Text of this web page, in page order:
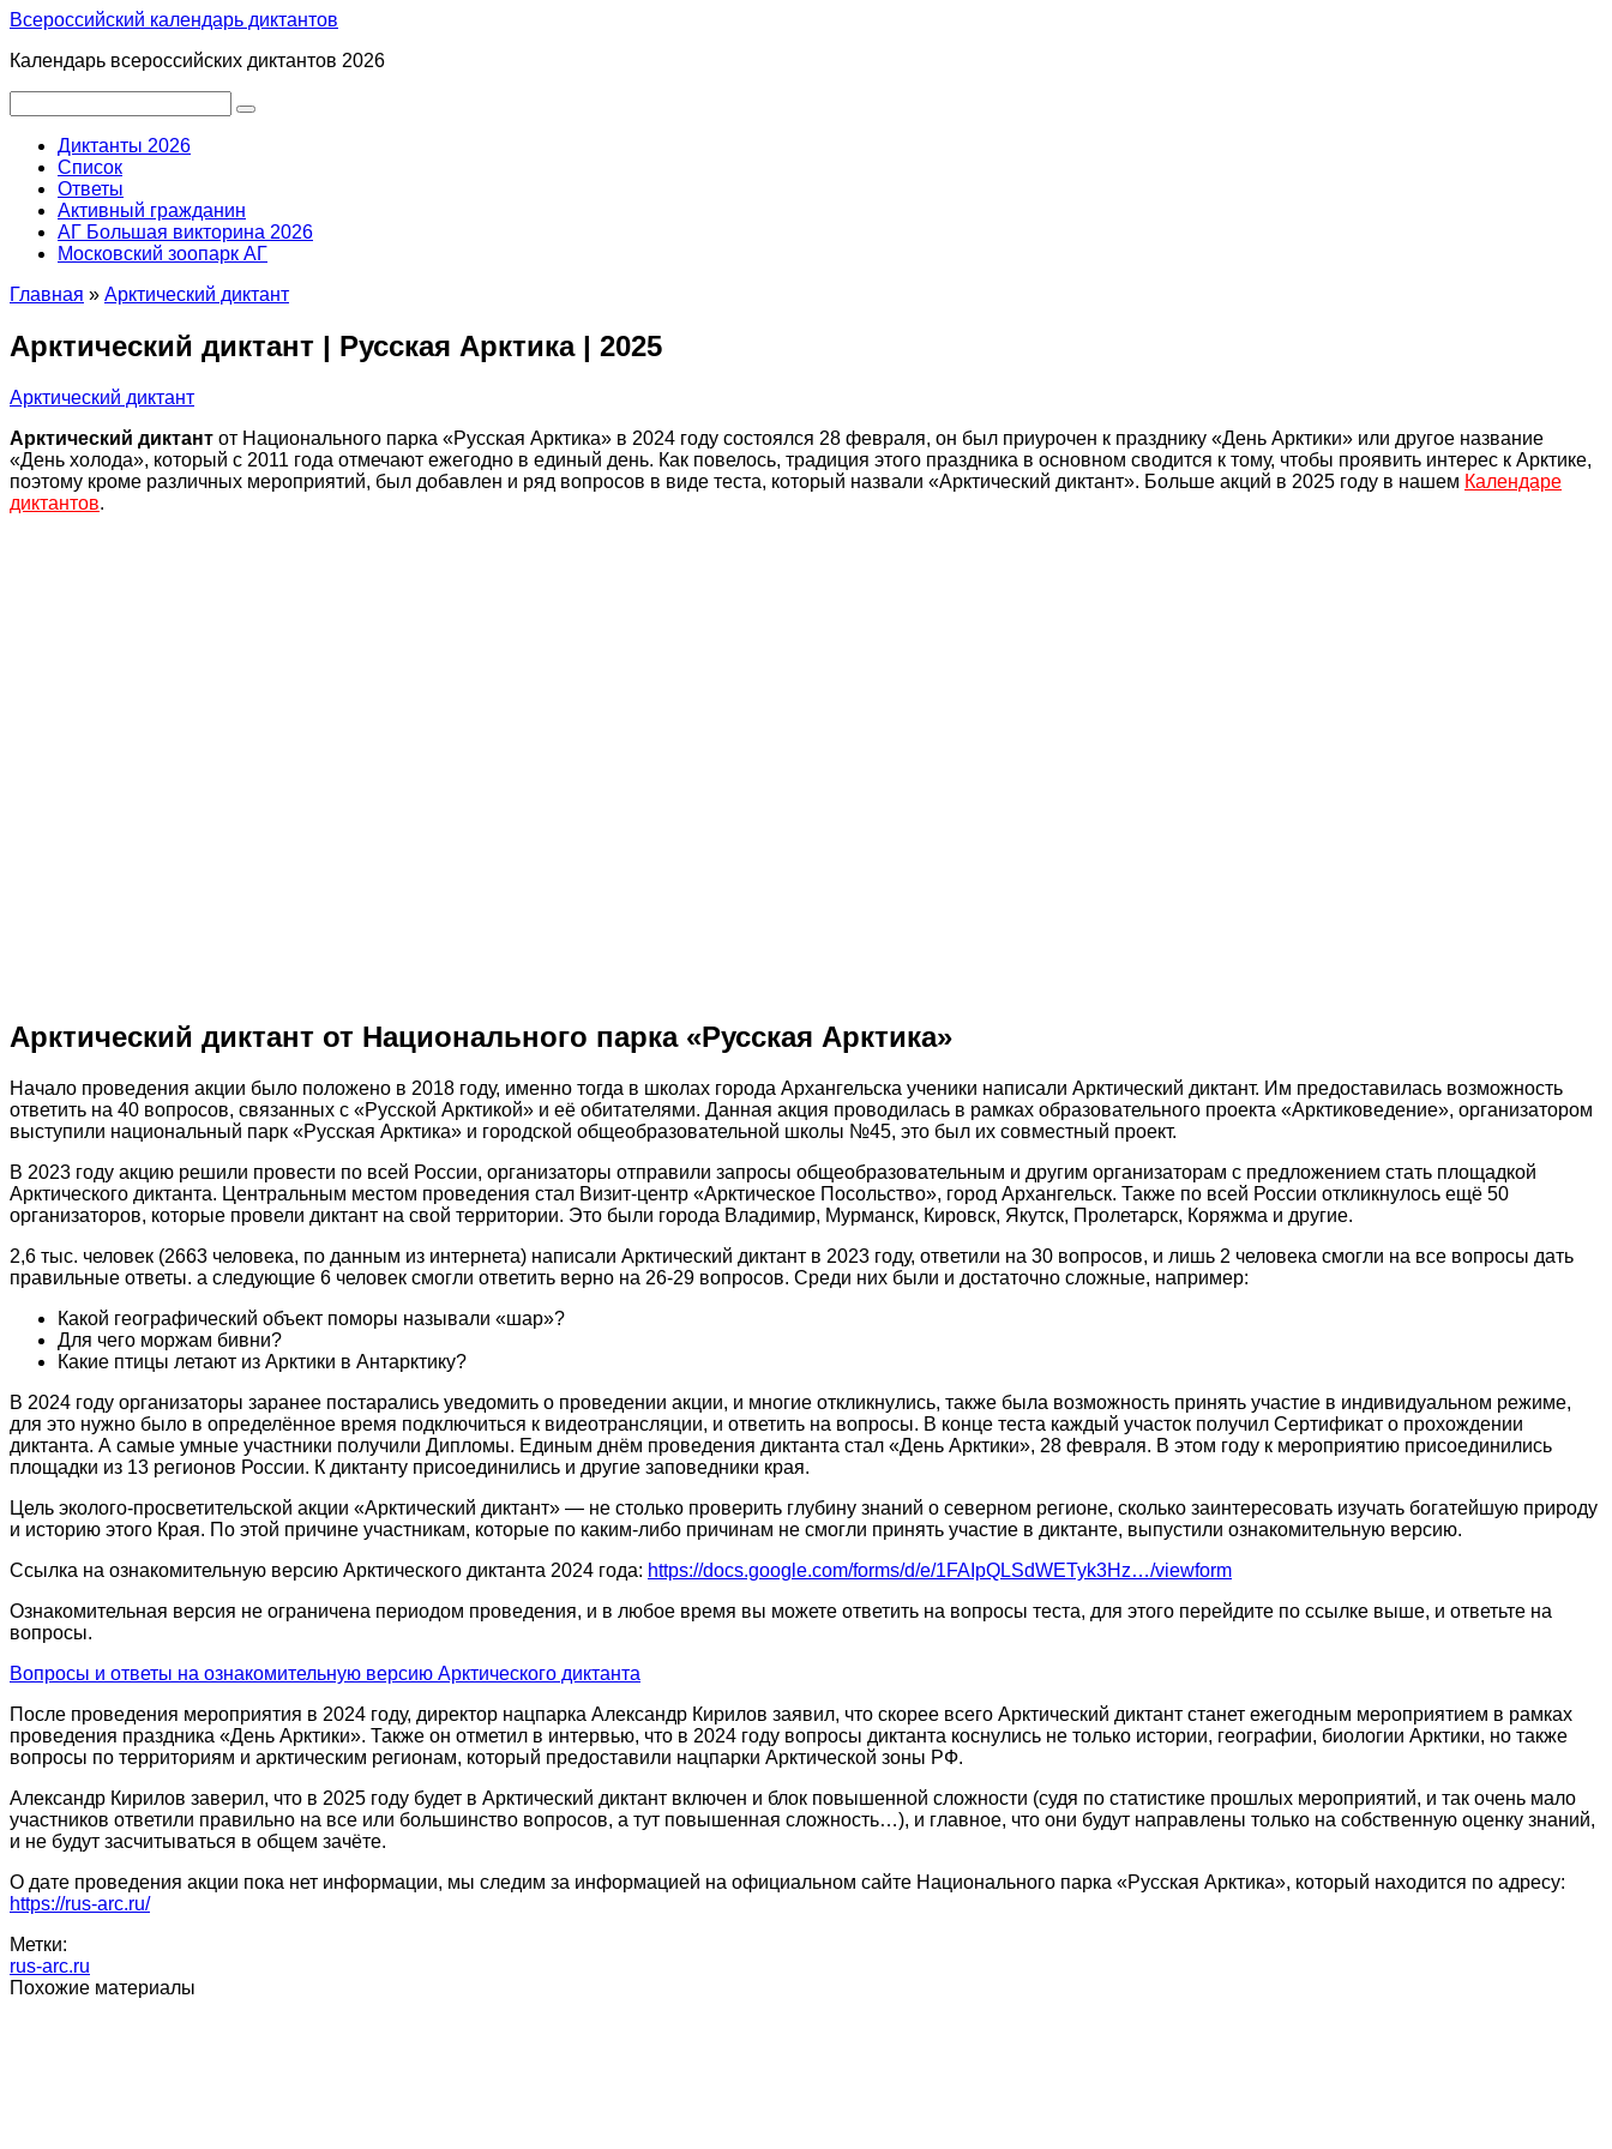
Перейти
контенту
Всероссийский календарь диктантов
Календарь всероссийских диктантов 2026
Диктанты 2026
Список
Ответы
Активный гражданин
АГ Большая викторина 2026
Московский зоопарк АГ
Главная » Арктический диктант
Арктический диктант | Русская Арктика | 2025
Арктический диктант
Арктический диктант от Национального парка «Русская Арктика» в 2024 году состоялся 28 февраля, он был приурочен к празднику «День Арктики» или другое название
«День холода», который с 2011 года отмечают ежегодно в единый день. Как повелось, традиция этого праздника в основном сводится к тому, чтобы проявить интерес к Арктике,
поэтому кроме различных мероприятий, был добавлен и ряд вопросов в виде теста, который назвали «Арктический диктант». Больше акций в 2025 году в нашем Календаре
диктантов.
Арктический диктант от Национального парка «Русская Арктика»
Начало проведения акции было положено в 2018 году, именно тогда в школах города Архангельска ученики написали Арктический диктант. Им предоставилась возможность
ответить на 40 вопросов, связанных с «Русской Арктикой» и её обитателями. Данная акция проводилась в рамках образовательного проекта «Арктиковедение», организатором
выступили национальный парк «Русская Арктика» и городской общеобразовательной школы №45, это был их совместный проект.
В 2023 году акцию решили провести по всей России, организаторы отправили запросы общеобразовательным и другим организаторам с предложением стать площадкой
Арктического диктанта. Центральным местом проведения стал Визит-центр «Арктическое Посольство», город Архангельск. Также по всей России откликнулось ещё 50
организаторов, которые провели диктант на свой территории. Это были города Владимир, Мурманск, Кировск, Якутск, Пролетарск, Коряжма и другие.
2,6 тыс. человек (2663 человека, по данным из интернета) написали Арктический диктант в 2023 году, ответили на 30 вопросов, и лишь 2 человека смогли на все вопросы дать
правильные ответы. а следующие 6 человек смогли ответить верно на 26-29 вопросов. Среди них были и достаточно сложные, например:
Какой географический объект поморы называли «шар»?
Для чего моржам бивни?
Какие птицы летают из Арктики в Антарктику?
В 2024 году организаторы заранее постарались уведомить о проведении акции, и многие откликнулись, также была возможность принять участие в индивидуальном режиме,
для это нужно было в определённое время подключиться к видеотрансляции, и ответить на вопросы. В конце теста каждый участок получил Сертификат о прохождении
диктанта. А самые умные участники получили Дипломы. Единым днём проведения диктанта стал «День Арктики», 28 февраля. В этом году к мероприятию присоединились
площадки из 13 регионов России. К диктанту присоединились и другие заповедники края.
Цель эколого-просветительской акции «Арктический диктант» — не столько проверить глубину знаний о северном регионе, сколько заинтересовать изучать богатейшую природу
и историю этого Края. По этой причине участникам, которые по каким-либо причинам не смогли принять участие в диктанте, выпустили ознакомительную версию.
Ссылка на ознакомительную версию Арктического диктанта 2024 года: https://docs.google.com/forms/d/e/1FAIpQLSdWETyk3Hz…/viewform
Ознакомительная версия не ограничена периодом проведения, и в любое время вы можете ответить на вопросы теста, для этого перейдите по ссылке выше, и ответьте на
вопросы.
Вопросы и ответы на ознакомительную версию Арктического диктанта
После проведения мероприятия в 2024 году, директор нацпарка Александр Кирилов заявил, что скорее всего Арктический диктант станет ежегодным мероприятием в рамках
проведения праздника «День Арктики». Также он отметил в интервью, что в 2024 году вопросы диктанта коснулись не только истории, географии, биологии Арктики, но также
вопросы по территориям и арктическим регионам, который предоставили нацпарки Арктической зоны РФ.
Александр Кирилов заверил, что в 2025 году будет в Арктический диктант включен и блок повышенной сложности (судя по статистике прошлых мероприятий, и так очень мало
участников ответили правильно на все или большинство вопросов, а тут повышенная сложность…), и главное, что они будут направлены только на собственную оценку знаний,
и не будут засчитываться в общем зачёте.
О дате проведения акции пока нет информации, мы следим за информацией на официальном сайте Национального парка «Русская Арктика», который находится по адресу:
https://rus-arc.ru/
Метки:
rus-arc.ru
Похожие материалы